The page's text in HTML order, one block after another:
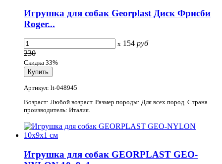
Игрушка для собак Georplast Диск Фрисби
Roger...
x 154 руб
230
Скидка 33%
Артикул: lt-048945
Возраст: Любой возраст. Размер породы: Для всех пород. Страна
производитель: Италия.
Игрушка для собак GEORPLAST GEO-